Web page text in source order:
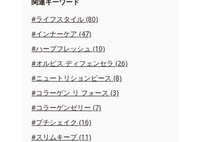
#ライフスタイル (80)
#インナーケア (47)
#ハーブフレッシュ (10)
#オルビス ディフェンセラ (26)
#ニュートリションピース (8)
#コラーゲン リ フォース (3)
#コラーゲンゼリー (7)
#プチシェイク (16)
#スリムキープ (11)